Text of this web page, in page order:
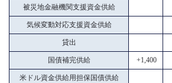
被災地金融機関支援資金供給
気候変動対応支援資金供給
貸出
国債補完供給 +1,400
米ドル資金供給用担保国債供給